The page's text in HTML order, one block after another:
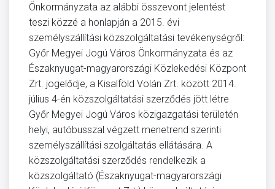
Önkormányzata az alábbi összevont jelentést
teszi közzé a honlapján a 2015. évi
személyszállítási közszolgáltatási tevékenységről:
Győr Megyei Jogú Város Önkormányzata és az
Északnyugat-magyarországi Közlekedési Központ
Zrt. jogelődje, a Kisalföld Volán Zrt. között 2014.
július 4-én közszolgáltatási szerződés jött létre
Győr Megyei Jogú Város közigazgatási területén
helyi, autóbusszal végzett menetrend szerinti
személyszállítási szolgáltatás ellátására. A
közszolgáltatási szerződés rendelkezik a
közszolgáltató (Északnyugat-magyarországi